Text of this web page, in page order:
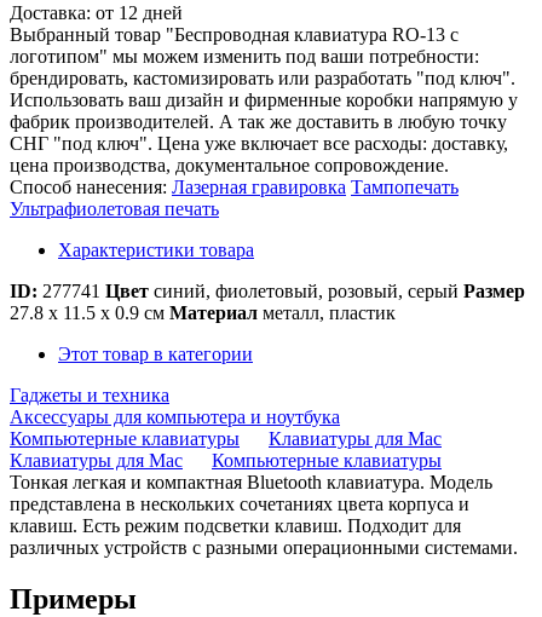
Доставка: от 12 дней
Выбранный товар "Беспроводная клавиатура RO-13 с
логотипом" мы можем изменить под ваши потребности:
брендировать, кастомизировать или разработать "под ключ".
Использовать ваш дизайн и фирменные коробки напрямую у
фабрик производителей. А так же доставить в любую точку
СНГ "под ключ". Цена уже включает все расходы: доставку,
цена производства, документальное сопровождение.
Способ нанесения: Лазерная гравировка Тампопечать
Ультрафиолетовая печать
Характеристики товара
ID: 277741 Цвет синий, фиолетовый, розовый, серый Размер
27.8 х 11.5 х 0.9 см Материал металл, пластик
Этот товар в категории
Гаджеты и техника
Аксессуары для компьютера и ноутбука
Компьютерные клавиатуры
Клавиатуры для Mac
Клавиатуры для Mac
Компьютерные клавиатуры
Тонкая легкая и компактная Bluetooth клавиатура. Модель
представлена в нескольких сочетаниях цвета корпуса и
клавиш. Есть режим подсветки клавиш. Подходит для
различных устройств с разными операционными системами.
Примеры